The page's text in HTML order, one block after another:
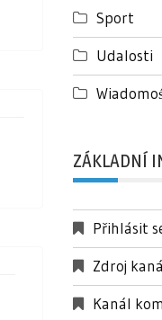
Sport
Udalosti
ZÁKLADNÍ
Přihlásit
Zdroj
Kanál